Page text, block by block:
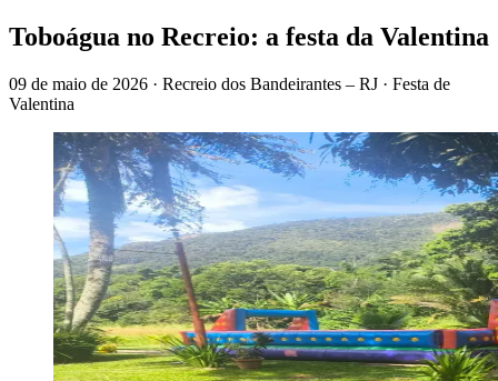
Toboágua no Recreio: a festa da Valentina
09 de maio de 2026 · Recreio dos Bandeirantes – RJ · Festa de
Valentina